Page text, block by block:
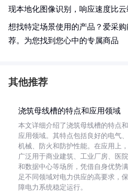
现本地化图像识别，响应速度比云
想找特定场景使用的产品？爱采
荐。为您找到您心中的专属商品
其他推荐
浇筑母线槽的特点和应用领域
本文详细介绍了浇筑母线槽的特点和
应用领域。其特点包括良好的电气、
机械、防火和防护性能。在应用上，
广泛用于商业建筑、工业厂房、医院
和数据中心等场所，凭借自身优势满
足不同领域对电力供应的高要求，保
障电力系统稳定运行。